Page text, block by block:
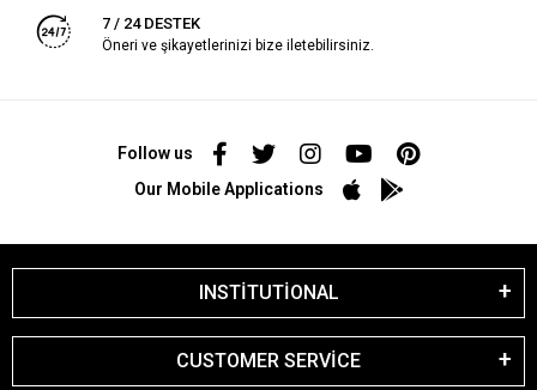
7 / 24 DESTEK
Öneri ve şikayetlerinizi bize iletebilirsiniz.
Follow us
Our Mobile Applications
INSTİTUTİONAL
CUSTOMER SERVİCE